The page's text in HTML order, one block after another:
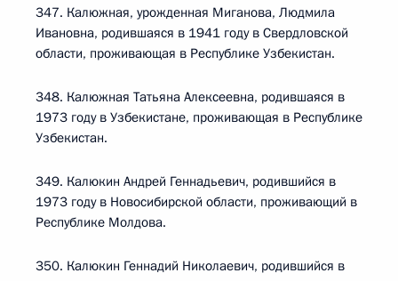
347. Калюжная, урожденная Миганова, Людмила
Ивановна, родившаяся в 1941 году в Свердловской
области, проживающая в Республике Узбекистан.
348. Калюжная Татьяна Алексеевна, родившаяся в
1973 году в Узбекистане, проживающая в Республике
Узбекистан.
349. Калюкин Андрей Геннадьевич, родившийся в
1973 году в Новосибирской области, проживающий в
Республике Молдова.
350. Калюкин Геннадий Николаевич, родившийся в